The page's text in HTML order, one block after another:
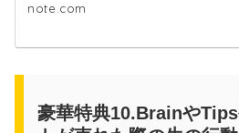
note.com
豪華特典10.Brainや